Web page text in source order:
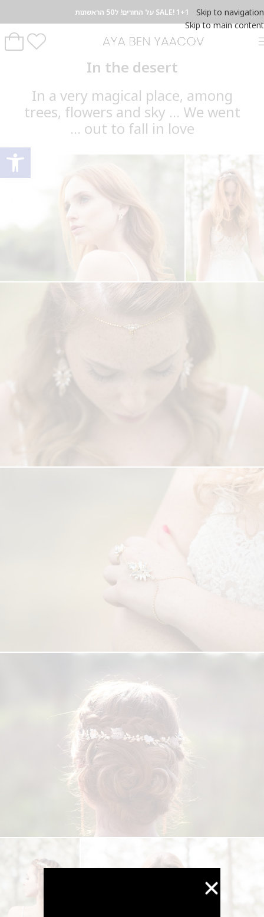
פתח
Skip to navigation
Skip to main content
SALE! 1+1 על החורים! ל50 הראשונות
In the desert
In a very magical place, among
trees, flowers and sky ... We went
out to fall in love ...